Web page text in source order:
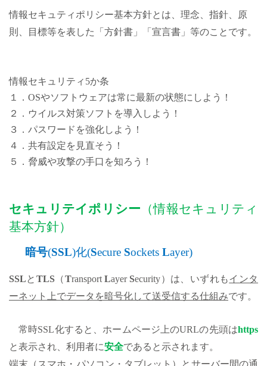
情報セキュティポリシー基本方針とは、理念、指針、原
則、目標等を表した「方針書」「宣言書」等のことです。
情報セキュリティ5か条
１．OSやソフトウェアは常に最新の状態にしよう！
２．ウイルス対策ソフトを導入しよう！
３．パスワードを強化しよう！
４．共有設定を見直そう！
５．脅威や攻撃の手口を知ろう！
セキュリテイポリシー （情報セキュリティ
基本方針）
暗号(SSL)化(SecureSocketsLayer)
SSLと TLS（Transport LayerSecurity）は、いずれもインタ
ーネット上でデータを暗号化して送受信する仕組みです。
常時SSL化すると、ホームページ上のURLの先頭はhttps
と表示され、利用者に安全であると示されます。
端末（スマホ・パソコン・タブレット）とサーバー間の通